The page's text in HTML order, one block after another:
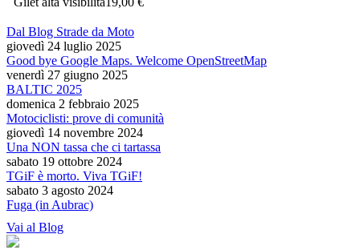
Dal Blog Strade da Moto
giovedì 24 luglio 2025
Good bye Google Maps. Welcome OpenStreetMap
venerdì 27 giugno 2025
BALTIC 2025
domenica 2 febbraio 2025
Motociclisti: prove di comunità
giovedì 14 novembre 2024
Una NON tassa che ci tartassa
sabato 19 ottobre 2024
TGiF è morto. Viva TGiF!
sabato 3 agosto 2024
Fuga (in Aubrac)
Vai al Blog